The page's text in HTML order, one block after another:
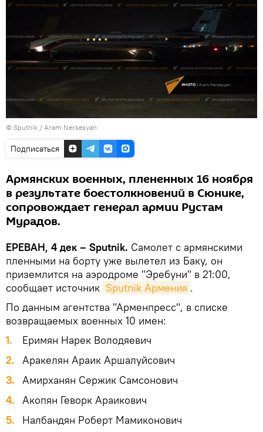
© Sputnik / Aram Nersesyan
Подписаться
Армянских военных, плененных 16 ноября
в результате боестолкновений в Сюнике,
сопровождает генерал армии Рустам
Мурадов.
ЕРЕВАН, 4 дек – Sputnik. Самолет с армянскими
пленными на борту уже вылетел из Баку, он
приземлится на аэродроме "Эребуни" в 21:00,
сообщает источник Sputnik Армения .
По данным агентства "Арменпресс", в списке
возвращаемых военных 10 имен:
1.
Еримян Нарек Володяевич
2.
Аракелян Араик Аршалуйсович
3.
Амирханян Сержик Самсонович
4.
Акопян Геворк Араикович
5.
Налбандян Роберт Мамиконович